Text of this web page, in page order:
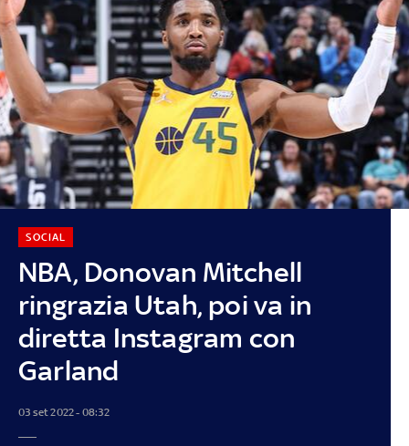
NBA, Donovan Mitchell
ringrazia Utah, poi va in
diretta Instagram con
Garland
SOCIAL
03 set 2022 - 08:32